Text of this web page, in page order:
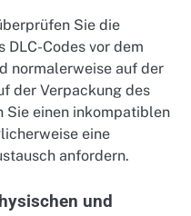
Sie die
Codes vor dem
normalerweise auf der
der Verpackung des
Sie einen inkompatiblen
eine
anfordern.
und